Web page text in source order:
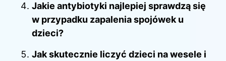
Jakie antybiotyki najlepiej sprawdzą się
w przypadku zapalenia spojówek u
dzieci?
Jak skutecznie liczyć dzieci na wesele i